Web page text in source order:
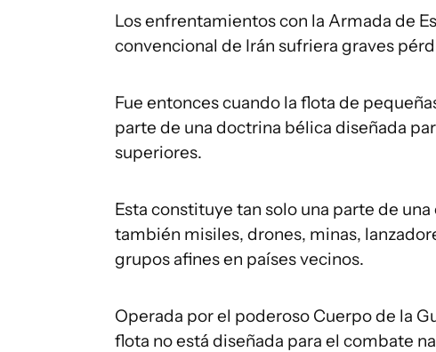
Los enfrentamientos con la Armada de
convencional de Irán sufriera graves
Fue entonces cuando la flota de
parte de una doctrina bélica diseñada
superiores.
Esta constituye tan solo una parte de
también misiles, drones, minas,
grupos afines en países vecinos.
Operada por el poderoso Cuerpo de la
flota no está diseñada para el combate